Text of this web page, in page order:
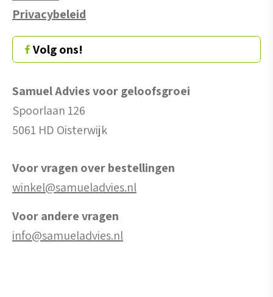
Privacybeleid
Volg ons!
Samuel Advies voor geloofsgroei
Spoorlaan 126
5061 HD Oisterwijk
Voor vragen over bestellingen
winkel@samueladvies.nl
Voor andere vragen
info@samueladvies.nl